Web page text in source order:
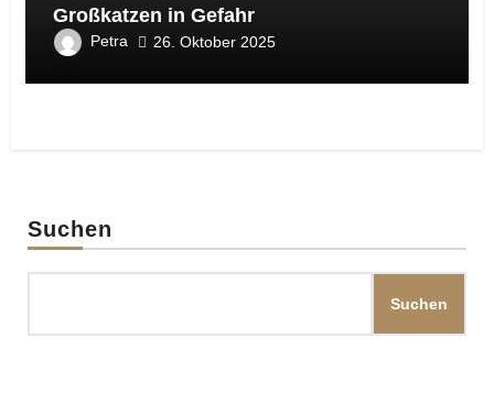
Großkatzen in Gefahr
Petra 26. Oktober 2025
Suchen
Suchen